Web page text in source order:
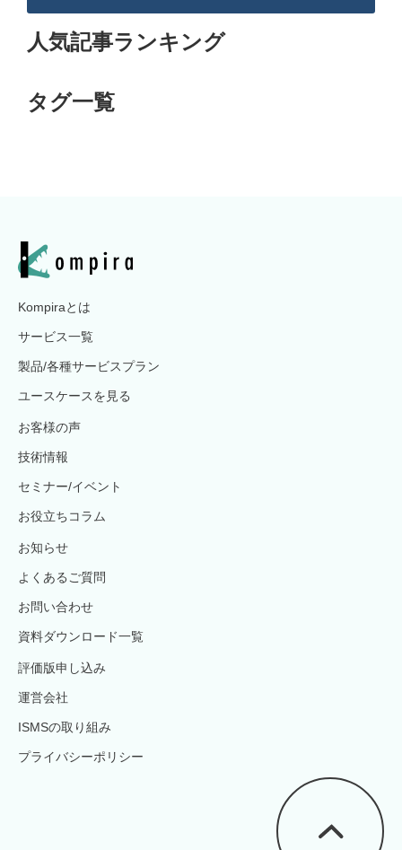
人気記事ランキング
タグ一覧
Kompiraとは
サービス一覧
製品/各種サービスプラン
ユースケースを見る
お客様の声
技術情報
セミナー/イベント
お役立ちコラム
お知らせ
よくあるご質問
お問い合わせ
資料ダウンロード一覧
評価版申し込み
運営会社
ISMSの取り組み
プライバシーポリシー